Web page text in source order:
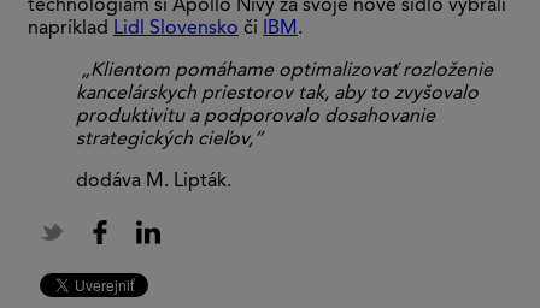
technológiám si Apollo Nivy za svoje nové sídlo vybrali
napríklad Lidl Slovensko či IBM.
„Klientom pomáhame optimalizovať rozloženie
kancelárskych priestorov tak, aby to zvyšovalo
produktivitu a podporovalo dosahovanie
strategických cieľov,“
dodáva M. Lipták.